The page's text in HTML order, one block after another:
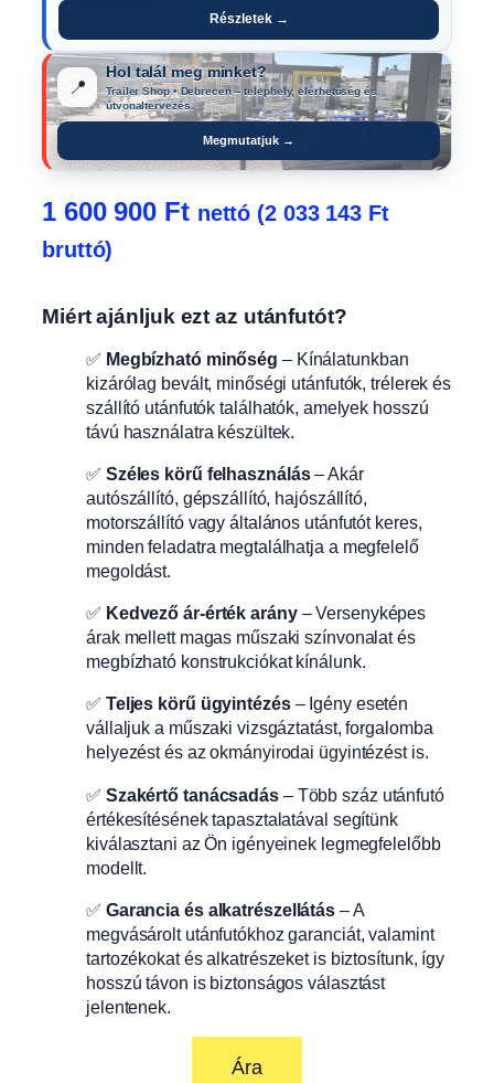
Részletek →
📍
Hol talál meg minket?
Trailer Shop • Debrecen – telephely, elérhetőség és
útvonaltervezés.
Megmutatjuk →
1 600 900 Ft nettó (2 033 143 Ft
bruttó)
Miért ajánljuk ezt az utánfutót?
✅ Megbízható minőség – Kínálatunkban
kizárólag bevált, minőségi utánfutók, trélerek és
szállító utánfutók találhatók, amelyek hosszú
távú használatra készültek.
✅ Széles körű felhasználás– Akár
autószállító, gépszállító, hajószállító,
motorszállító vagy általános utánfutót keres,
minden feladatra megtalálhatja a megfelelő
megoldást.
✅ Kedvező ár-érték arány– Versenyképes
árak mellett magas műszaki színvonalat és
megbízható konstrukciókat kínálunk.
✅ Teljes körű ügyintézés– Igény esetén
vállaljuk a műszaki vizsgáztatást, forgalomba
helyezést és az okmányirodai ügyintézést is.
✅ Szakértő tanácsadás– Több száz utánfutó
értékesítésének tapasztalatával segítünk
kiválasztani az Ön igényeinek legmegfelelőbb
modellt.
✅ Garancia és alkatrészellátás – A
megvásárolt utánfutókhoz garanciát, valamint
tartozékokat és alkatrészeket is biztosítunk, így
hosszú távon is biztonságos választást
jelentenek.
Ára